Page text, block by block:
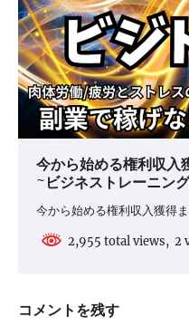
今から始める権利収入
~ビジネストレーニン
今から始める権利収入獲得
2,955 total views, 2
コメントを残す